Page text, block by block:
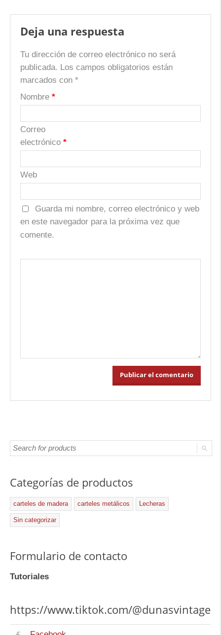
Deja una respuesta
Tu dirección de correo electrónico no será
publicada. Los campos obligatorios están
marcados con *
Nombre *
Correo
electrónico *
Web
Guarda mi nombre, correo electrónico y web
en este navegador para la próxima vez que
comente.
Categorías de productos
carteles de madera carteles metálicos Lecheras
Sin categorizar
Formulario de contacto
Tutoriales
https://www.tiktok.com/@dunasvintage